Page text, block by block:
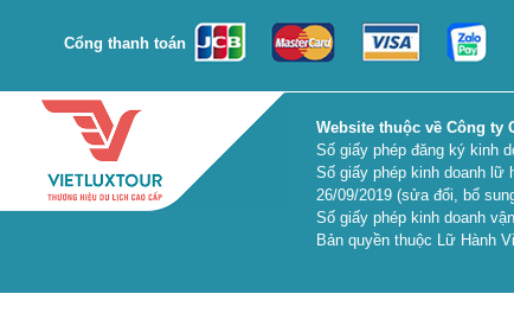
Cổng thanh toán
Website thuộc về Công ty
Số giấy phép đăng ký kinh
Số giấy phép kinh doanh lữ
26/09/2019 (sửa đổi, bổ
Số giấy phép kinh doanh
Bản quyền thuộc Lữ Hành